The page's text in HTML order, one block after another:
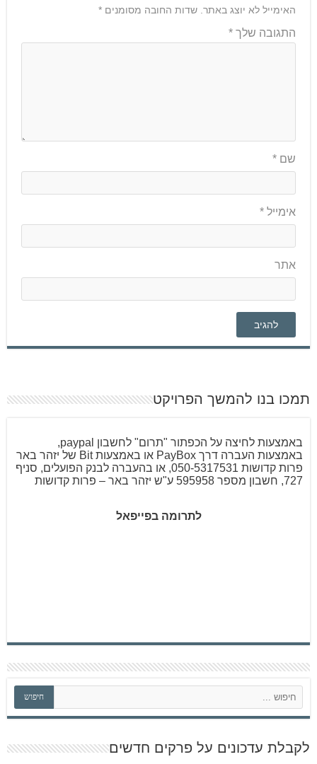
האימייל לא יוצג באתר. שדות החובה מסומנים *
התגובה שלך *
שם *
אימייל *
אתר
תמכו בנו להמשך הפרויקט
באמצעות לחיצה על הכפתור "תרום" לחשבון paypal,
באמצעות העברה דרך PayBox או באמצעות Bit של יזהר באר
פרות קדושות 050-5317531, או בהעברה לבנק הפועלים, סניף
727, חשבון מספר 595958 ע"ש יזהר באר – פרות קדושות
לתרומה בפייפאל
פ
ש
חיפוש
לקבלת עדכונים על פרקים חדשים